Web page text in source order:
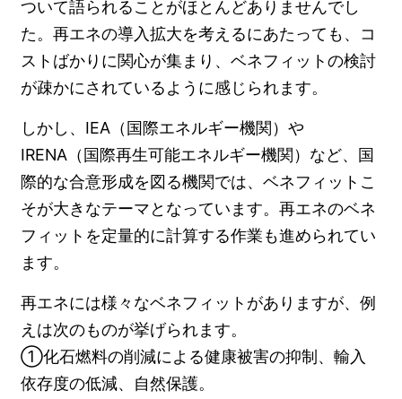
ついて語られることがほとんどありませんでし
た。再エネの導入拡大を考えるにあたっても、コ
ストばかりに関心が集まり、ベネフィットの検討
が疎かにされているように感じられます。
しかし、IEA（国際エネルギー機関）や
IRENA（国際再生可能エネルギー機関）など、国
際的な合意形成を図る機関では、ベネフィットこ
そが大きなテーマとなっています。再エネのベネ
フィットを定量的に計算する作業も進められてい
ます。
再エネには様々なベネフィットがありますが、例
えは次のものが挙げられます。
①化石燃料の削減による健康被害の抑制、輸入
依存度の低減、自然保護。